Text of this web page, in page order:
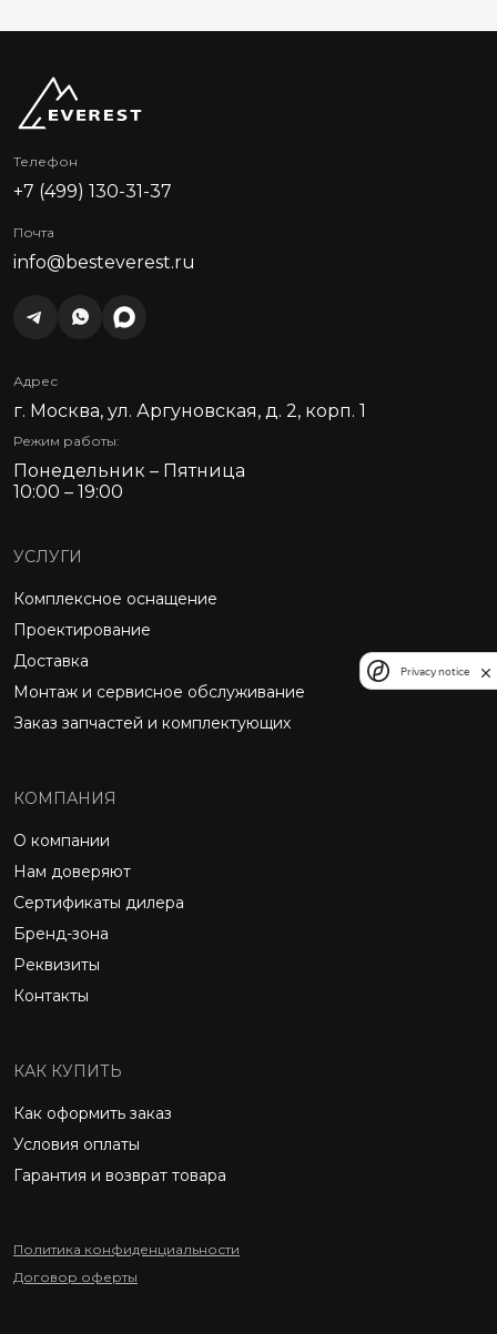
Телефон
+7 (499) 130-31-37
Почта
info@besteverest.ru
Адрес
г. Москва, ул. Аргуновская, д. 2, корп. 1
Режим работы:
Понедельник – Пятница
10:00 – 19:00
УСЛУГИ
Комплексное оснащение
Проектирование
Доставка
Монтаж и сервисное обслуживание
Заказ запчастей и комплектующих
КОМПАНИЯ
О компании
Нам доверяют
Сертификаты дилера
Бренд-зона
Реквизиты
Контакты
КАК КУПИТЬ
Как оформить заказ
Условия оплаты
Гарантия и возврат товара
Политика конфиденциальности
Договор оферты
Privacy notice